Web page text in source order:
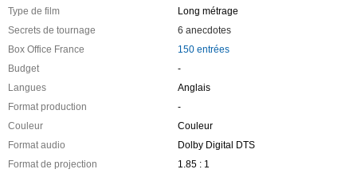
Type de film
Long métrage
Secrets de tournage
6 anecdotes
Box Office France
150 entrées
Budget
-
Langues
Anglais
Format production
-
Couleur
Couleur
Format audio
Dolby Digital DTS
Format de projection
1.85 : 1